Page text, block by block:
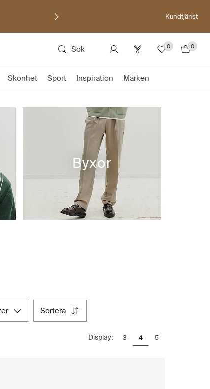
Kundtjänst
Sök 0 0
Skönhet Sport Inspiration Märken
Byxor
sortera
Display: 3 4 5